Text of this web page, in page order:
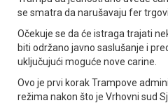
se smatra da narušavaju fer
Očekuje se da će istraga trajati
biti održano javno saslušanje i
uključujući moguće nove carine.
Ovo je prvi korak Trampove
režima nakon što je Vrhovni sud